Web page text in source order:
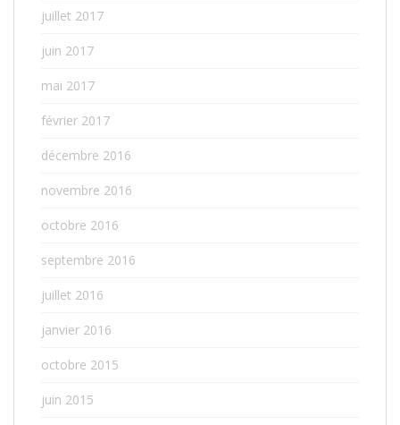
juillet 2017
juin 2017
mai 2017
février 2017
décembre 2016
novembre 2016
octobre 2016
septembre 2016
juillet 2016
janvier 2016
octobre 2015
juin 2015